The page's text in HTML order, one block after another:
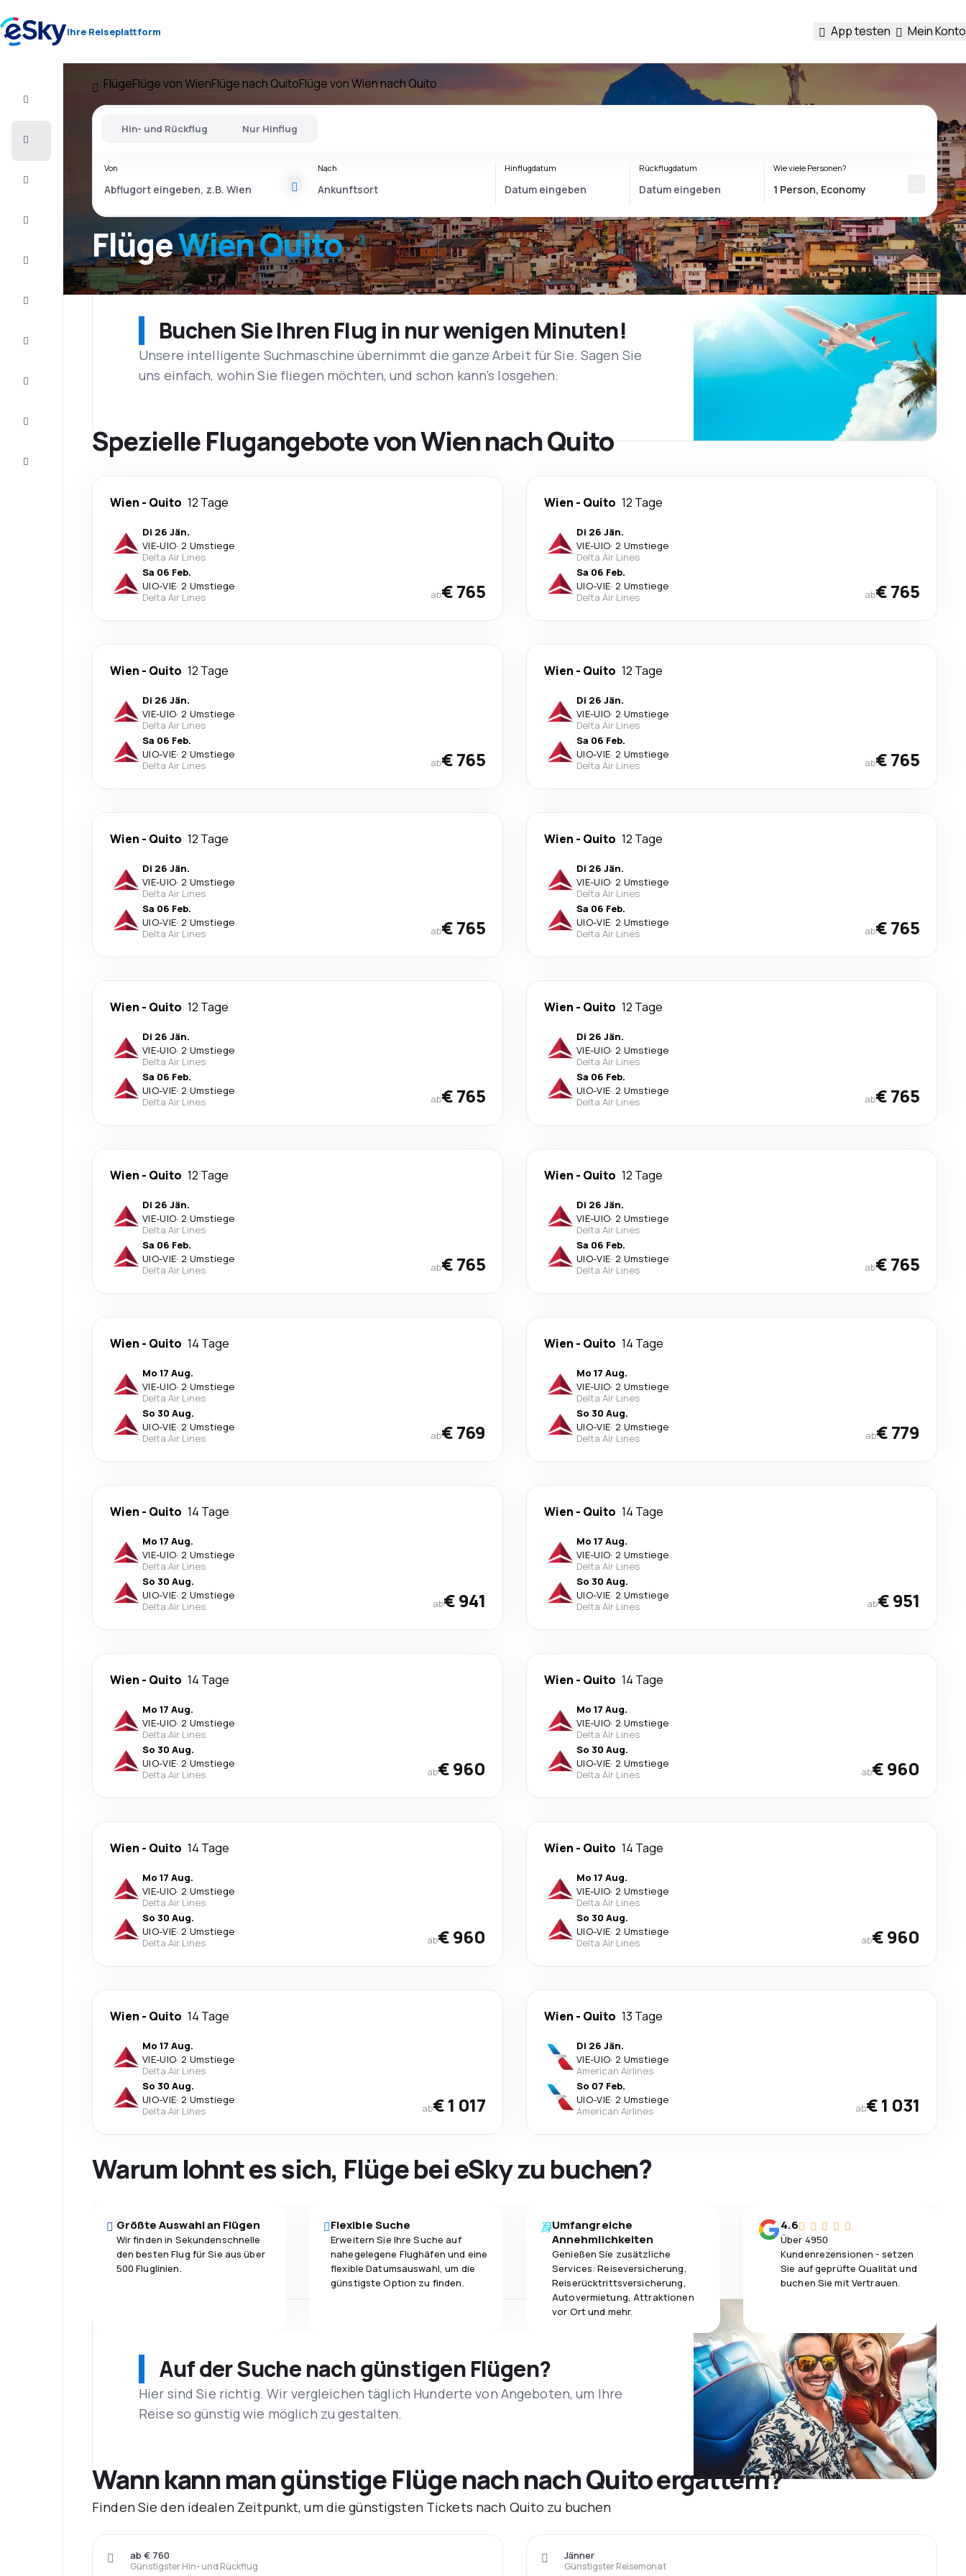
Ihre Reiseplattform App testen Mein Konto
Kurzurlaub
FlügeFlüge von WienFlüge nach QuitoFlüge von Wien nach Quito
FlügeWien Quito
Hin- und Rückflug Nur Hinflug
Von Nach Hinflugdatum Rückflugdatum Wie viele Personen?
Buchen Sie Ihren Flug in nur wenigen Minuten!
Unsere intelligente Suchmaschine übernimmt die ganze Arbeit für Sie. Sagen Sie
uns einfach, wohin Sie fliegen möchten, und schon kann’s losgehen.
Spezielle Flugangebote von Wien nach Quito
Wien - Quito 12 Tage
Di 26 Jän.
VIE-UIO· 2 Umstiege
Delta Air Lines
Sa 06 Feb.
UIO-VIE· 2 Umstiege
Delta Air Lines
ab€ 765
Wien - Quito 12 Tage
Di 26 Jän.
VIE-UIO· 2 Umstiege
Delta Air Lines
Sa 06 Feb.
UIO-VIE· 2 Umstiege
Delta Air Lines
ab€ 765
Wien - Quito 12 Tage
Di 26 Jän.
VIE-UIO· 2 Umstiege
Delta Air Lines
Sa 06 Feb.
UIO-VIE· 2 Umstiege
Delta Air Lines
ab€ 765
Wien - Quito 12 Tage
Di 26 Jän.
VIE-UIO· 2 Umstiege
Delta Air Lines
Sa 06 Feb.
UIO-VIE· 2 Umstiege
Delta Air Lines
ab€ 765
Wien - Quito 12 Tage
Di 26 Jän.
VIE-UIO· 2 Umstiege
Delta Air Lines
Sa 06 Feb.
UIO-VIE· 2 Umstiege
Delta Air Lines
ab€ 765
Wien - Quito 12 Tage
Di 26 Jän.
VIE-UIO· 2 Umstiege
Delta Air Lines
Sa 06 Feb.
UIO-VIE· 2 Umstiege
Delta Air Lines
ab€ 765
Wien - Quito 12 Tage
Di 26 Jän.
VIE-UIO· 2 Umstiege
Delta Air Lines
Sa 06 Feb.
UIO-VIE· 2 Umstiege
Delta Air Lines
ab€ 765
Wien - Quito 12 Tage
Di 26 Jän.
VIE-UIO· 2 Umstiege
Delta Air Lines
Sa 06 Feb.
UIO-VIE· 2 Umstiege
Delta Air Lines
ab€ 765
Wien - Quito 12 Tage
Di 26 Jän.
VIE-UIO· 2 Umstiege
Delta Air Lines
Sa 06 Feb.
UIO-VIE· 2 Umstiege
Delta Air Lines
ab€ 765
Wien - Quito 12 Tage
Di 26 Jän.
VIE-UIO· 2 Umstiege
Delta Air Lines
Sa 06 Feb.
UIO-VIE· 2 Umstiege
Delta Air Lines
ab€ 765
Wien - Quito 14 Tage
Mo 17 Aug.
VIE-UIO· 2 Umstiege
Delta Air Lines
So 30 Aug.
UIO-VIE· 2 Umstiege
Delta Air Lines
ab€ 769
Wien - Quito 14 Tage
Mo 17 Aug.
VIE-UIO· 2 Umstiege
Delta Air Lines
So 30 Aug.
UIO-VIE· 2 Umstiege
Delta Air Lines
ab€ 779
Wien - Quito 14 Tage
Mo 17 Aug.
VIE-UIO· 2 Umstiege
Delta Air Lines
So 30 Aug.
UIO-VIE· 2 Umstiege
Delta Air Lines
ab€ 941
Wien - Quito 14 Tage
Mo 17 Aug.
VIE-UIO· 2 Umstiege
Delta Air Lines
So 30 Aug.
UIO-VIE· 2 Umstiege
Delta Air Lines
ab€ 951
Wien - Quito 14 Tage
Mo 17 Aug.
VIE-UIO· 2 Umstiege
Delta Air Lines
So 30 Aug.
UIO-VIE· 2 Umstiege
Delta Air Lines
ab€ 960
Wien - Quito 14 Tage
Mo 17 Aug.
VIE-UIO· 2 Umstiege
Delta Air Lines
So 30 Aug.
UIO-VIE· 2 Umstiege
Delta Air Lines
ab€ 960
Wien - Quito 14 Tage
Mo 17 Aug.
VIE-UIO· 2 Umstiege
Delta Air Lines
So 30 Aug.
UIO-VIE· 2 Umstiege
Delta Air Lines
ab€ 960
Wien - Quito 14 Tage
Mo 17 Aug.
VIE-UIO· 2 Umstiege
Delta Air Lines
So 30 Aug.
UIO-VIE· 2 Umstiege
Delta Air Lines
ab€ 960
Wien - Quito 14 Tage
Mo 17 Aug.
VIE-UIO· 2 Umstiege
Delta Air Lines
So 30 Aug.
UIO-VIE· 2 Umstiege
Delta Air Lines
ab€ 1 017
Wien - Quito 13 Tage
Di 26 Jän.
VIE-UIO· 2 Umstiege
American Airlines
So 07 Feb.
UIO-VIE· 2 Umstiege
American Airlines
ab€ 1 031
Warum lohnt es sich, Flüge bei eSky zu buchen?
Größte Auswahl an Flügen
Wir finden in Sekundenschnelle
den besten Flug für Sie aus über
500 Fluglinien.
Flexible Suche
Erweitern Sie Ihre Suche auf
nahegelegene Flughäfen und eine
flexible Datumsauswahl, um die
günstigste Option zu finden.
Umfangreiche
Annehmlichkeiten
Genießen Sie zusätzliche
Services: Reiseversicherung,
Reiserücktrittsversicherung,
Autovermietung, Attraktionen
vor Ort und mehr.
4.6
Über 4950
Kundenrezensionen - setzen
Sie auf geprüfte Qualität und
buchen Sie mit Vertrauen.
Auf der Suche nach günstigen Flügen?
Hier sind Sie richtig. Wir vergleichen täglich Hunderte von Angeboten, um Ihre
Reise so günstig wie möglich zu gestalten.
Wann kann man günstige Flüge nach nach Quito ergattern?
Finden Sie den idealen Zeitpunkt, um die günstigsten Tickets nach Quito zu buchen
Günstigster Hin- und Rückflug
ab € 760
Günstigster Reisemonat
Jänner